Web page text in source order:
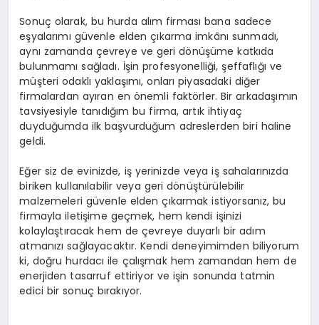
Sonuç olarak, bu hurda alım firması bana sadece
eşyalarımı güvenle elden çıkarma imkânı sunmadı,
aynı zamanda çevreye ve geri dönüşüme katkıda
bulunmamı sağladı. İşin profesyonelliği, şeffaflığı ve
müşteri odaklı yaklaşımı, onları piyasadaki diğer
firmalardan ayıran en önemli faktörler. Bir arkadaşımın
tavsiyesiyle tanıdığım bu firma, artık ihtiyaç
duyduğumda ilk başvurduğum adreslerden biri haline
geldi.
Eğer siz de evinizde, iş yerinizde veya iş sahalarınızda
biriken kullanılabilir veya geri dönüştürülebilir
malzemeleri güvenle elden çıkarmak istiyorsanız, bu
firmayla iletişime geçmek, hem kendi işinizi
kolaylaştıracak hem de çevreye duyarlı bir adım
atmanızı sağlayacaktır. Kendi deneyimimden biliyorum
ki, doğru hurdacı ile çalışmak hem zamandan hem de
enerjiden tasarruf ettiriyor ve işin sonunda tatmin
edici bir sonuç bırakıyor.